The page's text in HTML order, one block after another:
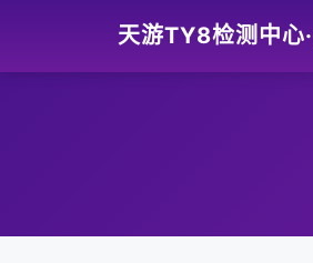
天游TY8检测中心